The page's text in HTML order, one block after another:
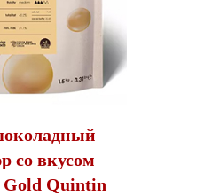
со вкусом
Gold Quintin